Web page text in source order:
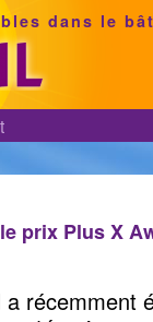
dans le
prix Plus X
a récemment